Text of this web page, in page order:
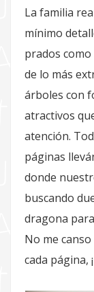
La familia
mínimo
prados
de lo más
árboles con
atractivos
atención.
páginas
donde
buscando
dragona
No me
cada página,